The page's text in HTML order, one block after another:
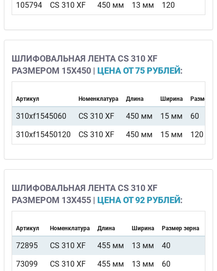
105794
CS 310 XF 450 мм 13 мм 120
ШЛИФОВАЛЬНАЯ ЛЕНТА CS 310 XF
РАЗМЕРОМ 15Х450 | ЦЕНА ОТ 75 РУБЛЕЙ:
Артикул Номенклатура Длина Ширина Размер
310xf1545060 CS 310 XF 450 мм 15 мм
60
310xf15450120
CS 310 XF 450 мм 15 мм 120
ШЛИФОВАЛЬНАЯ ЛЕНТА CS 310 XF
РАЗМЕРОМ 13Х455 | ЦЕНА ОТ 92 РУБЛЕЙ:
Артикул Номенклатура Длина Ширина Размер зерна
72895 CS 310 XF 455 мм 13 мм 40
73099
CS 310 XF 455 мм 13 мм 60